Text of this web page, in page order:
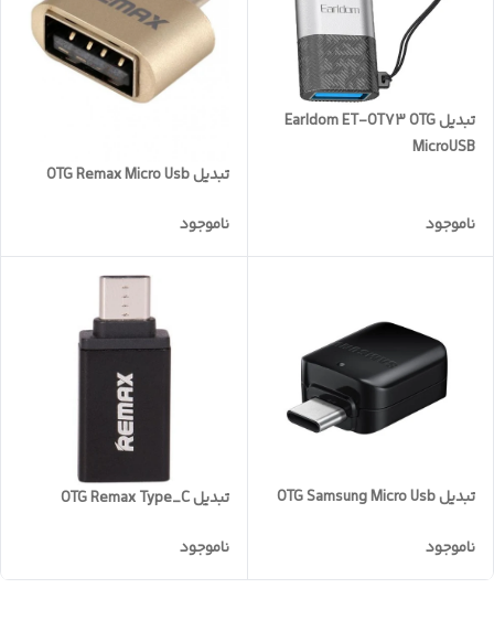
تبدیل Earldom ET-OT73 OTG
MicroUSB
ناموجود
تبدیل OTG Remax Micro Usb
ناموجود
تبدیل OTG Samsung Micro Usb
ناموجود
تبدیل OTG Remax Type_C
ناموجود